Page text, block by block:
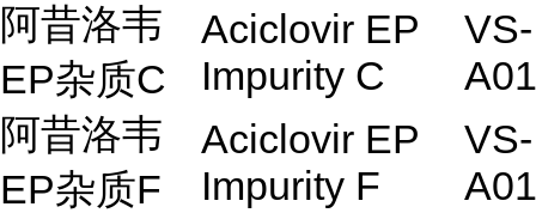
阿昔洛韦
EP杂质C
Aciclovir EP
Impurity C
VS-
阿昔洛韦
EP杂质F
Aciclovir EP
Impurity F
VS-